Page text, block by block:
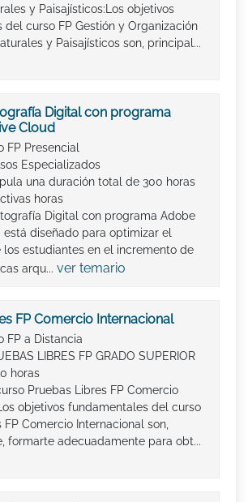
y Paisajísticos:Los objetivos
curso FP Gestión y Organización
y Paisajísticos son, principal...
Digital con programa
Cloud
FP Presencial
Especializados
una duración total de 300 horas
horas
Digital con programa Adobe
está diseñado para optimizar el
los estudiantes en el incremento de
arqu... ver temario
FP Comercio Internacional
FP a Distancia
LIBRES FP GRADO SUPERIOR
horas
Pruebas Libres FP Comercio
objetivos fundamentales del curso
FP Comercio Internacional son,
formarte adecuadamente para obt...